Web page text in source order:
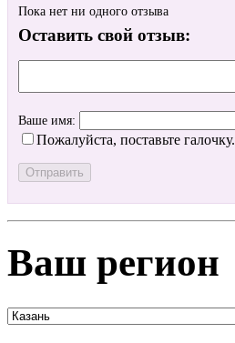
Пока нет ни одного отзыва
Оставить свой отзыв:
Ваше имя:
Пожалуйста, поставьте галочку.
Ваш регион